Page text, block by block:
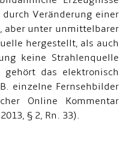
Veränderung einer
aber unter unmittelbarer
hergestellt, als auch
keine Strahlenquelle
das elektronisch
einzelne Fernsehbilder
Online Kommentar
§ 2, Rn. 33).